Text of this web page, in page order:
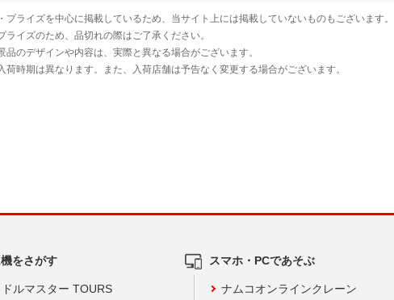
をさがす
ルマスター TOURS
スマホ・PCであそぶ
ナムコオンラインクレーン